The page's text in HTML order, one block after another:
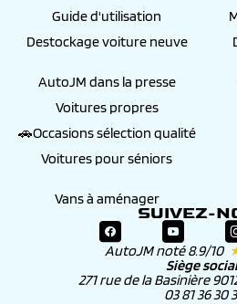
Guide d'utilisation
Destockage voiture neuve
AutoJM dans la presse
Voitures propres
🚗Occasions sélection qualité
Voitures pour séniors
Vans à aménager
SUIVEZ-
AutoJM noté 8.9/10
Siège
271 rue de la Basinière
03 81 36 30